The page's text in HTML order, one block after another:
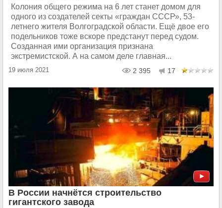
Колония общего режима на 6 лет станет домом для
одного из создателей секты «граждан СССР», 53-
летнего жителя Волгоградской области. Ещё двое его
подельников тоже вскоре предстанут перед судом.
Созданная ими организация признана
экстремистской. А на самом деле главная...
19 июля 2021 2 395 17
В России начнётся строительство
гигантского завода